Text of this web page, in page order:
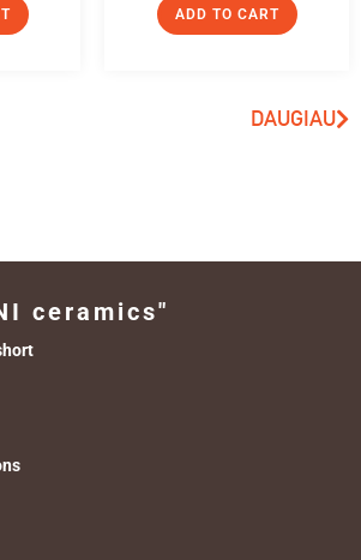
ADD TO CART
DAUGIAU
ceramics"